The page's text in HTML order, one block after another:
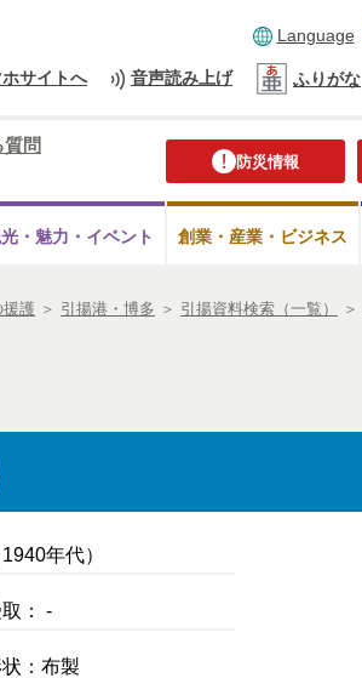
Language
ホサイトへ 音声読み上げ ふりがな
防災情報
質問
・魅力・ イベント 創業・産業・ビジネス
援護 ＞ 引揚港・博多 ＞ 引揚資料検索（一覧） ＞
年代）
： -
：布製